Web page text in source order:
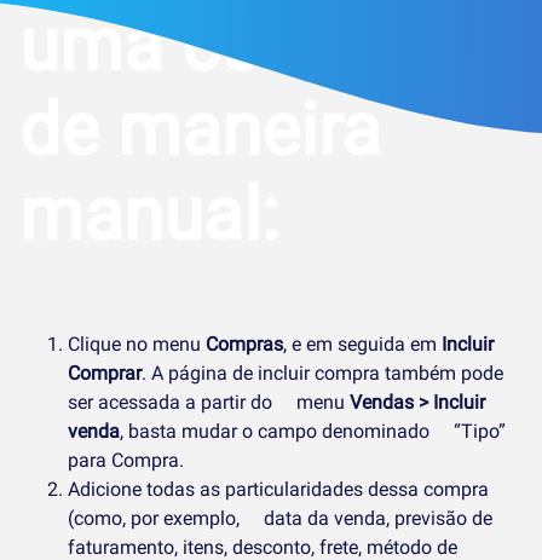
uma compra
de maneira
Clique no menu Compras, e em seguida em Incluir
Comprar. A página de incluir compra também pode
ser acessada a partir do menu Vendas > Incluir
venda, basta mudar o campo denominado “Tipo”
para Compra.
Adicione todas as particularidades dessa compra
(como, por exemplo, data da venda, previsão de
faturamento, itens, desconto, frete, método de